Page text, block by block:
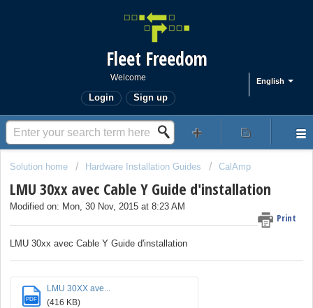
Fleet Freedom
English
Welcome
Login Sign up
Solution home Hardware Installation Guides CalAmp
LMU 30xx avec Cable Y Guide d'installation
Print
Modified on: Mon, 30 Nov, 2015 at 8:23 AM
LMU 30xx avec Cable Y Guide d'installation
PDF
LMU 30XX ave...
(416 KB)